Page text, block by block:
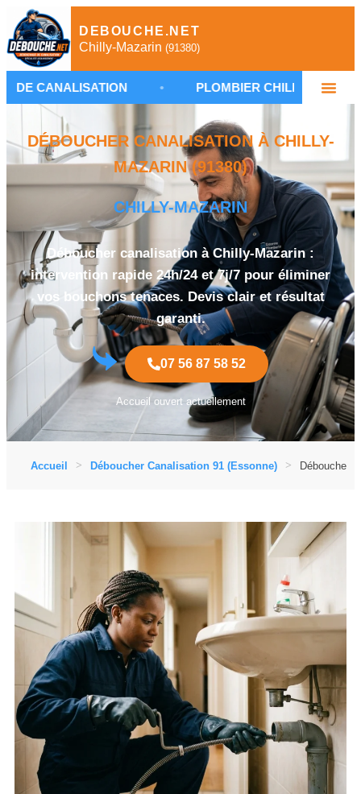
DEBOUCHE.NET
Chilly-Mazarin (91380)
• PLOMBIER CHILLY-MAZARIN •
DÉBOUCHER CANALISATION À CHILLY-
MAZARIN (91380)
CHILLY-MAZARIN
Déboucher canalisation à Chilly-Mazarin :
intervention rapide 24h/24 et 7j/7 pour éliminer
vos bouchons tenaces. Devis clair et résultat
garanti.
07 56 87 58 52
Accueil ouvert actuellement
Accueil Déboucher Canalisation 91 (Essonne) Déboucher